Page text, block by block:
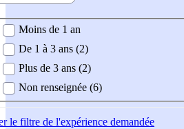
demandée
Moins de 1 an
De 1 à 3 ans (2)
Plus de 3 ans (2)
Non renseignée (6)
le filtre de l'expérience demandée